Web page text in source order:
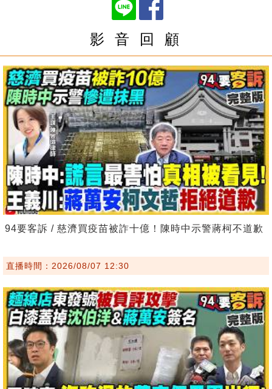
影 音 回 顧
94要客訴 / 慈濟買疫苗被詐十億！陳時中示警蔣柯不道歉
直播時間：2026/08/07 12:30